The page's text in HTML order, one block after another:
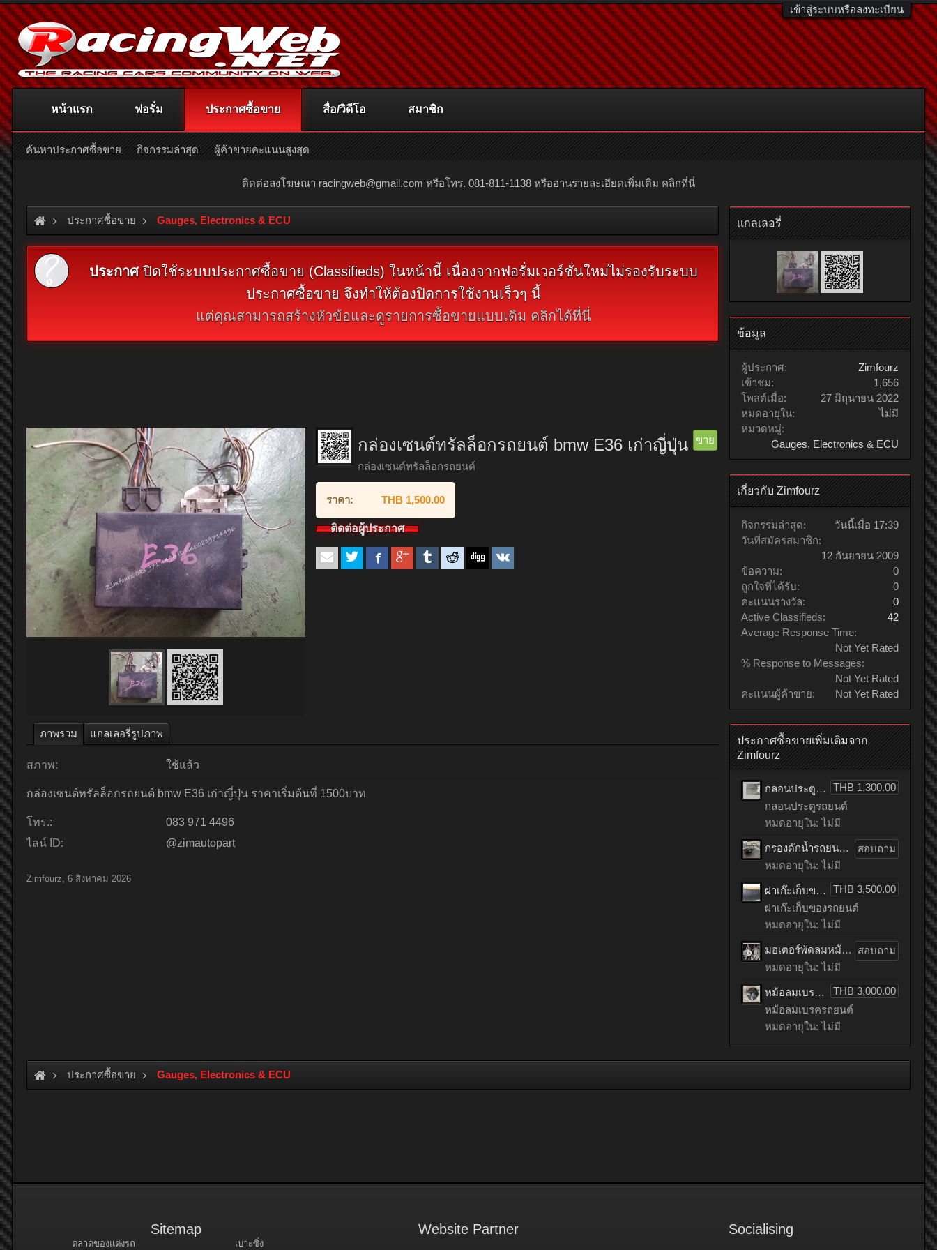
เข้าสู่ระบบหรือลงทะเบียน
ติดต่อลงโฆษณา racingweb@gmail.com หรือโทร. 081-811-1138 หรืออ่านรายละเอียดเพิ่มเติม คลิกที่นี่
ประกาศซื้อขาย Gauges, Electronics & ECU
ประกาศปิดใช้ระบบประกาศซื้อขาย (Classifieds) ในหน้านี้ เนื่องจากฟอรั่มเวอร์ชั่นใหม่ไม่รองรับระบบ
ประกาศซื้อขาย จึงทำให้ต้องปิดการใช้งานเร็วๆ นี้
แต่คุณสามารถสร้างหัวข้อและดูรายการซื้อขายแบบเดิม คลิกได้ที่นี่
กล่องเซนต์ทรัลล็อกรถยนต์ bmw E36 เก่าญี่ปุ่น ขาย
กล่องเซนต์ทรัลล็อกรถยนต์
ราคา: THB 1,500.00
ติดต่อผู้ประกาศ
ภาพรวม แกลเลอรี่รูปภาพ
สภาพ: ใช้แล้ว
กล่องเซนต์ทรัลล็อกรถยนต์ bmw E36 เก่าญี่ปุ่น ราคาเริ่มต้นที่ 1500บาท
โทร.:
083 971 4496
ไลน์ ID:
@zimautopart
Zimfourz, 6 สิงหาคม 2026
แกลเลอรี่
ข้อมูล
ผู้ประกาศ:
Zimfourz
เข้าชม:
1,656
โพสต์เมื่อ:
27 มิถุนายน 2022
หมดอายุใน:
ไม่มี
หมวดหมู่:
Gauges, Electronics & ECU
เกี่ยวกับ Zimfourz
กิจกรรมล่าสุด:
วันนี้เมื่อ 17:39
วันที่สมัครสมาชิก:
12 กันยายน 2009
ข้อความ:
0
ถูกใจที่ได้รับ:
0
คะแนนรางวัล:
0
Active Classifieds:
42
Average Response Time:
Not Yet Rated
% Response to Messages:
Not Yet Rated
คะแนนผู้ค้าขาย:
Not Yet Rated
ประกาศซื้อขายเพิ่มเติมจาก
Zimfourz
THB 1,300.00
กลอนประตูรถยนต์ HONDA accord เก่าญี่ปุ่น
กลอนประตูรถยนต์
หมดอายุใน: ไม่มี
สอบถาม
กรองดักน้ำรถยนต์ toyota TIGER เก่าญี่ปุ่น
หมดอายุใน: ไม่มี
THB 3,500.00
ฝาเก๊ะเก็บของรถยนต์ benz C200 CGI เก่าญี่ปุ่น
ฝาเก๊ะเก็บของรถยนต์
หมดอายุใน: ไม่มี
สอบถาม
มอเตอร์พัดลมหม้อน้ำรถยนต์ HONDA ACCORD เก่าญี่ปุ่น
หมดอายุใน: ไม่มี
THB 3,000.00
หม้อลมเบรครถยนต์ mitsubishi LANCER EX เก่าญี่ปุ่น
หม้อลมเบรครถยนต์
หมดอายุใน: ไม่มี
ประกาศซื้อขาย Gauges, Electronics & ECU
หน้าแรก ฟอรั่ม ประกาศซื้อขาย
ค้นหาประกาศซื้อขาย กิจกรรมล่าสุด ผู้ค้าขายคะแนนสูงสุด
สื่อ/วิดีโอ สมาชิก
Sitemap
ตลาดของแต่งรถ เบาะซิ่ง
Website Partner Socialising